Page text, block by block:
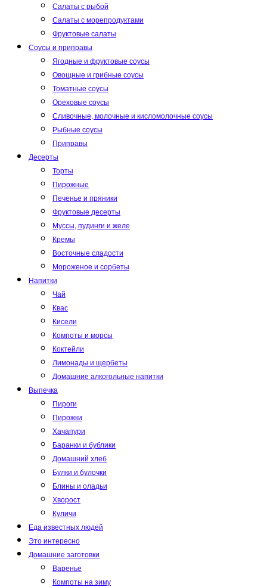
Салаты с рыбой
Салаты с морепродуктами
Фруктовые салаты
Соусы и приправы
Ягодные и фруктовые соусы
Овощные и грибные соусы
Томатные соусы
Ореховые соусы
Сливочные, молочные и кисломолочные соусы
Рыбные соусы
Приправы
Десерты
Торты
Пирожные
Печенье и пряники
Фруктовые десерты
Муссы, пудинги и желе
Кремы
Восточные сладости
Мороженое и сорбеты
Напитки
Чай
Квас
Кисели
Компоты и морсы
Коктейли
Лимонады и щербеты
Домашние алкогольные напитки
Выпечка
Пироги
Пирожки
Хачапури
Баранки и бублики
Домашний хлеб
Булки и булочки
Блины и оладьи
Хворост
Куличи
Еда известных людей
Это интересно
Домашние заготовки
Варенье
Компоты на зиму